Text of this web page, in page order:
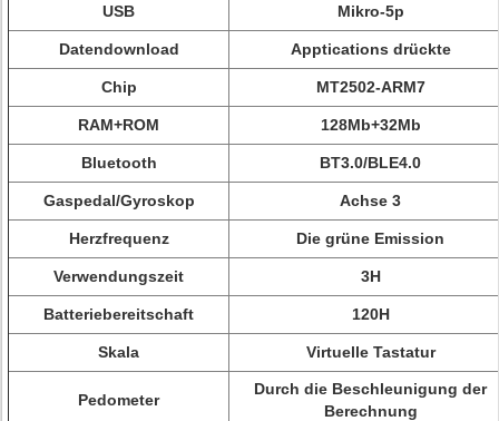
USB Mikro-5p
Datendownload Apptications drückte
Chip MT2502-ARM7
RAM+ROM 128Mb+32Mb
Bluetooth BT3.0/BLE4.0
Gaspedal/Gyroskop Achse 3
Herzfrequenz Die grüne Emission
Verwendungszeit 3H
Batteriebereitschaft 120H
Skala Virtuelle Tastatur
Pedometer
Durch die Beschleunigung der
Berechnung